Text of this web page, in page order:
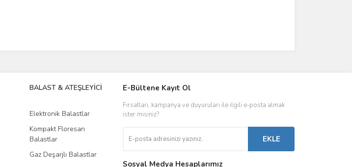
BALAST & ATEŞLEYİCİ
Elektronik Balastlar
Kompakt Floresan
Balastlar
Gaz Deşarjlı Balastlar
DRIVER & TRAFO
Led Driverlar
Kontaktörler
Sigorta & Otomatlar
E-Bültene Kayıt Ol
Fırsatları, kampanya ve duyuruları ile ilgili e-posta almak
ister misiniz?
EKLE
Sosyal Medya Hesaplarımız